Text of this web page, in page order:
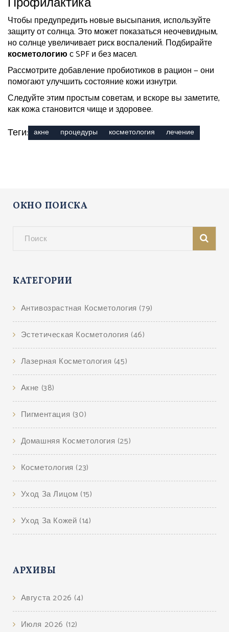
Чтобы предупредить новые высыпания, используйте
защиту от солнца. Это может показаться неочевидным,
но солнце увеличивает риск воспалений. Подбирайте
косметологиюс SPF и без масел.
Рассмотрите добавление пробиотиков в рацион — они
помогают улучшить состояние кожи изнутри.
Следуйте этим простым советам, и вскоре вы заметите,
как кожа становится чище и здоровее.
Теги: акне процедуры косметология лечение
ОКНО ПОИСКА
КАТЕГОРИИ
Антивозрастная Косметология (79)
Эстетическая Косметология (46)
Лазерная Косметология (45)
Акне (38)
Пигментация (30)
Домашняя Косметология (25)
Косметология (23)
Уход За Лицом (15)
Уход За Кожей (14)
АРХИВЫ
Августа 2026 (4)
Июля 2026 (12)